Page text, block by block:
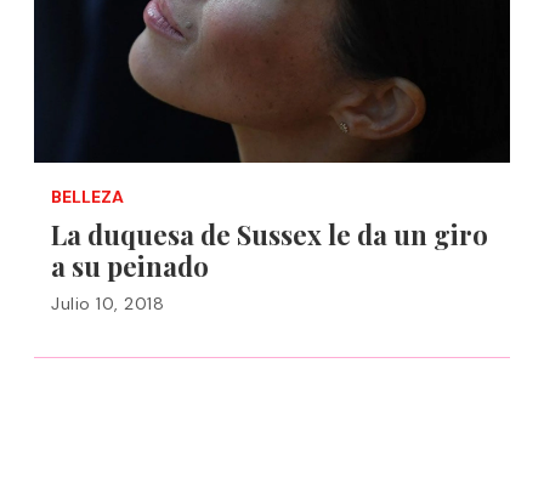
BELLEZA
La duquesa de Sussex le da un giro
a su peinado
Julio 10, 2018